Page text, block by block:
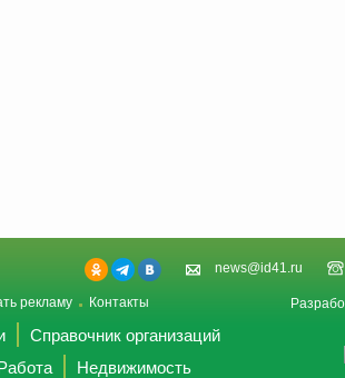
news@id41.ru
рекламу Контакты
Справочник организаций
Недвижимость